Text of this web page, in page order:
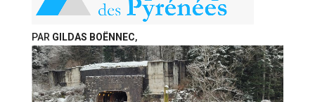
PAR GILDAS BOËNNEC,